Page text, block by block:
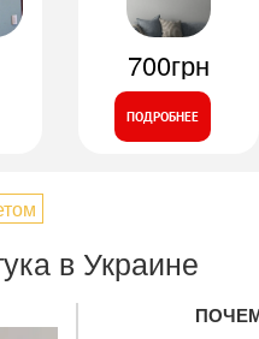
700грн
ПОДРОБНЕЕ
в Украине